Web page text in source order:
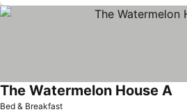
Bed & Breakfast
The Watermelon House A